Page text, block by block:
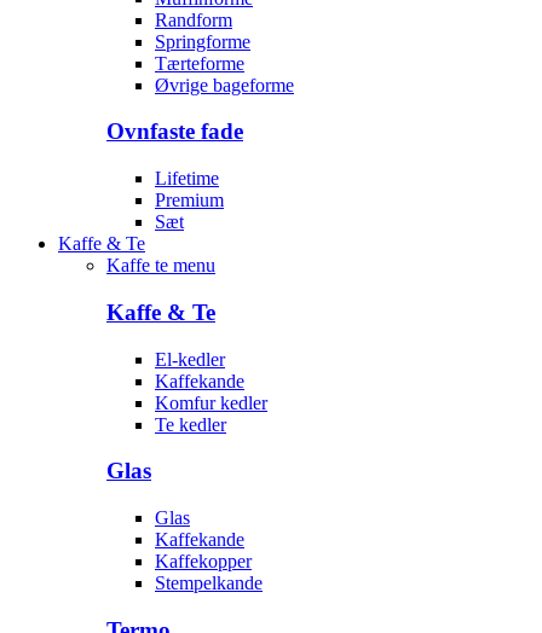
Randform
Springforme
Tærteforme
Øvrige bageforme
Ovnfaste fade
Lifetime
Premium
Sæt
Kaffe & Te
Kaffe te menu
Kaffe & Te
El-kedler
Kaffekande
Komfur kedler
Te kedler
Glas
Glas
Kaffekande
Kaffekopper
Stempelkande